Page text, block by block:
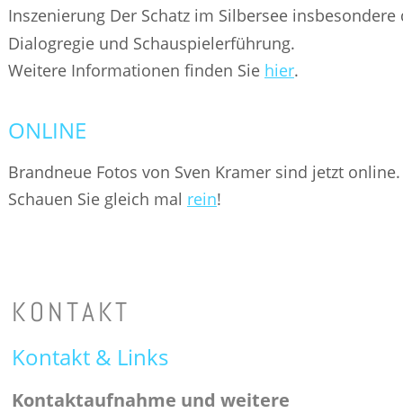
Inszenierung Der Schatz im Silbersee
Dialogregie und Schauspielerführung.
Weitere Informationen finden Sie hier.
ONLINE
Brandneue Fotos von Sven Kramer sind jetzt
Schauen Sie gleich mal rein!
KONTAKT
Kontakt & Links
Kontaktaufnahme und weitere